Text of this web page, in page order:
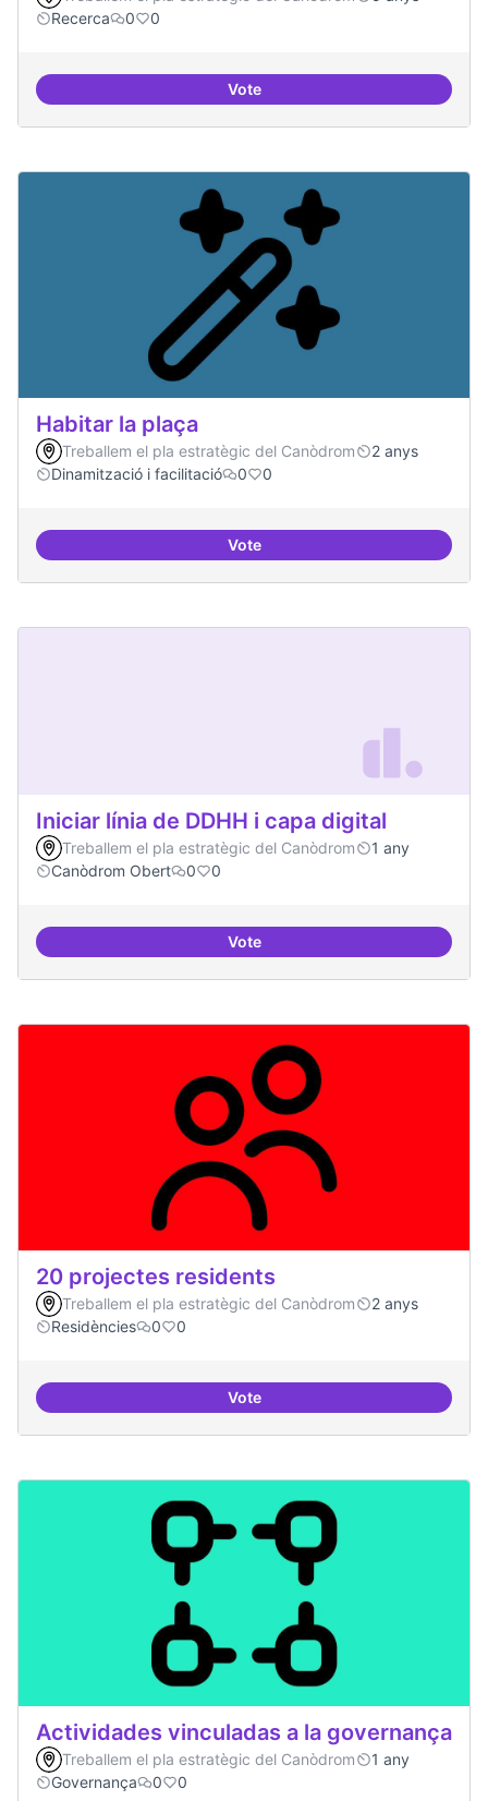
Recerca
0 0
VoteModel exportable - guifinet a
Habitar la plaça
Treballem el pla estratègic del Canòdrom
2 anys
Dinamització i facilitació
0 0
VoteHabitar la plaça
Iniciar línia de DDHH i capa digital
Treballem el pla estratègic del Canòdrom
1 any
Canòdrom Obert
0 0
VoteIniciar línia de DDHH i capa
20 projectes residents
Treballem el pla estratègic del Canòdrom
2 anys
Residències
0 0
Vote20 projectes residents
Actividades vinculadas a la governança
Treballem el pla estratègic del Canòdrom
1 any
Governança
0 0